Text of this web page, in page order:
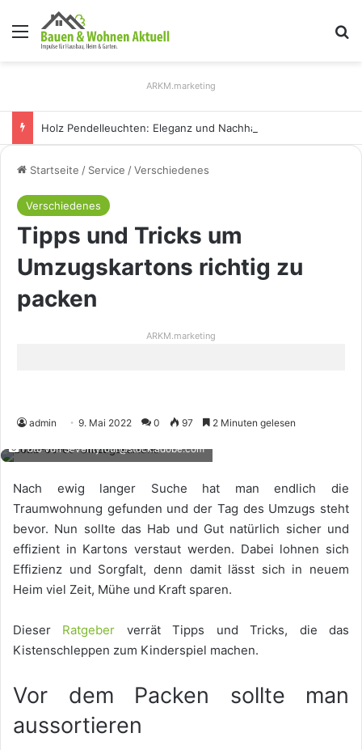
Menü
ARKM.marketing
Startseite / Service /Verschiedenes
Verschiedenes
Tipps und Tricks um
Umzugskartons richtig zu
packen
ARKM.marketing
admin 9. Mai 2022 0 97 2 Minuten gelesen
Foto von Seventyfour@stock.adobe.com
Nach ewig langer Suche hat man endlich die
Traumwohnung gefunden und der Tag des Umzugs steht
bevor. Nun sollte das Hab und Gut natürlich sicher und
effizient in Kartons verstaut werden. Dabei lohnen sich
Effizienz und Sorgfalt, denn damit lässt sich in neuem
Heim viel Zeit, Mühe und Kraft sparen.
Dieser Ratgeber verrät Tipps und Tricks, die das
Kistenschleppen zum Kinderspiel machen.
Vor dem Packen sollte man
aussortieren